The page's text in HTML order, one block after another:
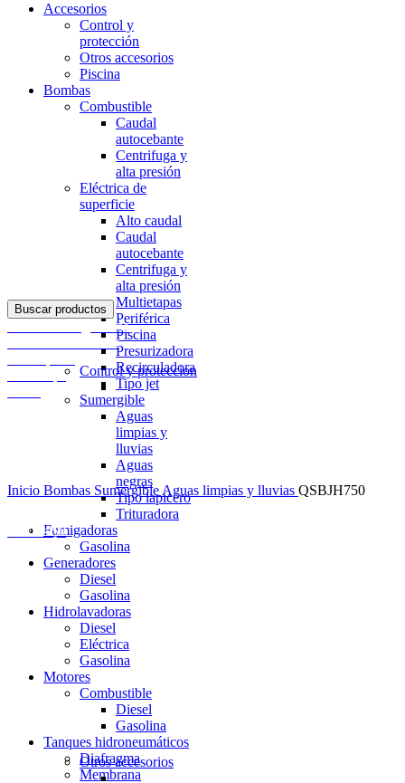
Accesorios
Control y
protección
Otros accesorios
Piscina
Bombas
Combustible
Caudal
autocebante
Centrifuga y
alta presión
Eléctrica de
superficie
Alto caudal
Caudal
autocebante
Centrifuga y
alta presión
Multietapas
Periférica
Piscina
Presurizadora
Recirculadora
Tipo jet
Sumergible
Aguas
limpias y
lluvias
Aguas
negras
Tipo lapicero
Trituradora
Fumigadoras
Gasolina
Generadores
Diesel
Gasolina
Hidrolavadoras
Diesel
Eléctrica
Gasolina
Motores
Combustible
Diesel
Gasolina
Tanques hidroneumáticos
Diafragma
Membrana
Buscar productos
Acceder / Registrarse
Productos deseados
0
items $0
Control y proteccion
Otros accesorios
Inicio Bombas Sumergible Aguas limpias y lluvias QSBJH750